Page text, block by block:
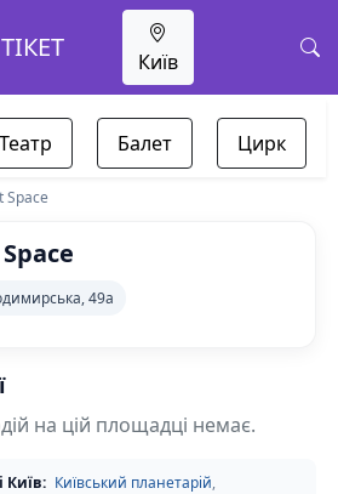
ТІКЕТ Київ
Театр Балет Цирк
Space
49а
на цій площадці немає.
Київ: Київський планетарій,